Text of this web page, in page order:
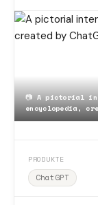
📷 A pictorial
encyclopedia,
PRODUKTE
ChatGPT